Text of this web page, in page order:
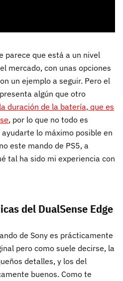
parece que está a un nivel
mercado, con unas opciones
un ejemplo a seguir. Pero el
algún que otro
la duración de la batería, que es
, por lo que no todo es
lo máximo posible en
este mando de PS5, a
tal ha sido mi experiencia con
del DualSense Edge
de Sony es prácticamente
pero como suele decirse, la
detalles, y los del
buenos. Como te